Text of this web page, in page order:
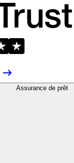
Assurance de prêt